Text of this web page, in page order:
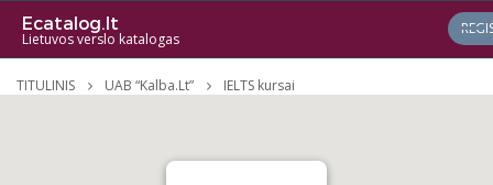
Ecatalog.lt
Lietuvos verslo katalogas
TITULINIS UAB “Kalba.Lt” IELTS kursai